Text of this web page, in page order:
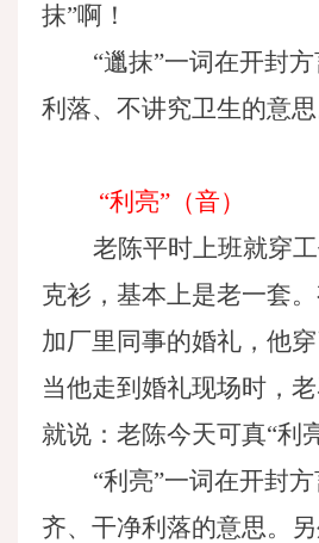
抹”啊！
“邋抹”一词在开封
利落、不讲究卫生的意思
“利亮”（音）
老陈平时上班就穿
克衫，基本上是老一套
加厂里同事的婚礼，他
当他走到婚礼现场时，
就说：老陈今天可真“利
“利亮”一词在开封
齐、干净利落的意思。